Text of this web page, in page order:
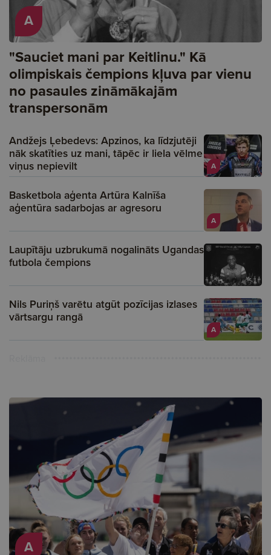
A
"Sauciet mani par Keitlinu." Kā
olimpiskais čempions kļuva par vienu
no pasaules zināmākajām
transpersonām
A
Andžejs Ļebedevs: Apzinos, ka līdzjutēji
nāk skatīties uz mani, tāpēc ir liela vēlme
viņus nepievilt
A
Basketbola aģenta Artūra Kalnīša
aģentūra sadarbojas ar agresoru
Laupītāju uzbrukumā nogalināts Ugandas
futbola čempions
A
Nils Puriņš varētu atgūt pozīcijas izlases
vārtsargu rangā
A